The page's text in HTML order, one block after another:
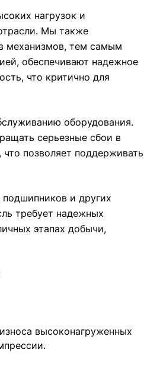
нагрузок и
Мы также
механизмов, тем самым
обеспечивают надежное
что критично для
оборудования.
серьезные сбои в
позволяет поддерживать
и других
требует надежных
этапах добычи,
высоконагруженных